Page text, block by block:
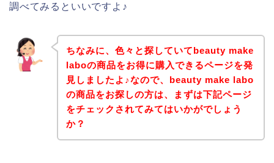
調べてみるといいですよ♪
ちなみに、色々と探していてbeauty make
laboの商品をお得に購入できるページを発
見しましたよ♪なので、beauty make labo
の商品をお探しの方は、まずは下記ページ
をチェックされてみてはいかがでしょう
か？